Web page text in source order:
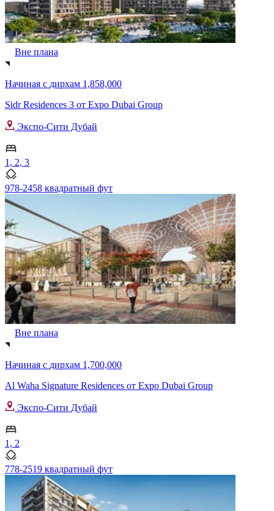
Вне плана
Начиная с дирхам 1,858,000
Sidr Residences 3 от Expo Dubai Group
Экспо-Сити Дубай
1, 2, 3
978-2458 квадратный фут
Вне плана
Начиная с дирхам 1,700,000
Al Waha Signature Residences от Expo Dubai Group
Экспо-Сити Дубай
1, 2
778-2519 квадратный фут